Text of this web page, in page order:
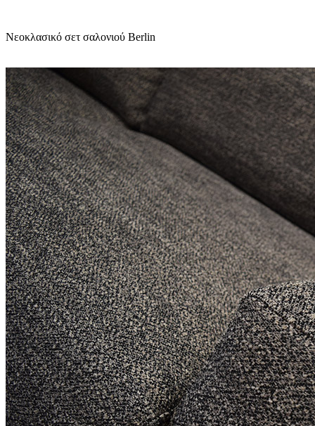
Νεοκλασικό σετ σαλονιού Berlin
Σαλόνι|Κρεβατοκάμαρα |Τραπεζαρία
Πολυθρόνα|Τραπεζάκι σαλονιού| |Ανάκλινδρο |
Μικροέπιπλα|Ξενοδοχειακός εξοπλισμός
ΚΑΤΑΣΤΗΜΑ
Γεωργίου Παπανδρέου 74
Καλαμαριά
Θεσσαλονίκη
Τηλ.:(+30) 2310 410835
e-mail:info@epixilon.gr
ΕΡΓΟΣΤΑΣΙΟ
ΒΙ.ΠΕ. Νέου Ρυσίου
Θέρμη
Θεσσαλονίκη
Τηλ.:(+30) 23920 72033
e-mail:info@epixilon.gr